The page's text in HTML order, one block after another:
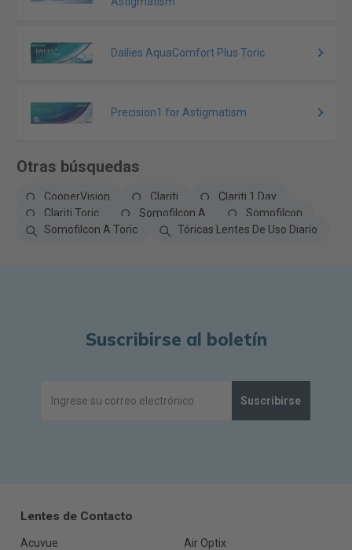
Dailies AquaComfort Plus Toric
Precision1 for Astigmatism
Otras búsquedas
CooperVision Clariti
Clariti 1 Day
Clariti Toric
Somofilcon A
Somofilcon
Somofilcon A Toric
Tóricas Lentes De Uso Diario
Suscribirse al boletín
Suscribirse
Lentes de Contacto
Acuvue
Air Optix